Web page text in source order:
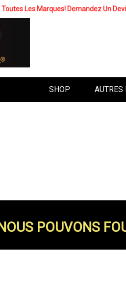
Les Marques! Demandez Un
SHOP AUTRES
POUVONS